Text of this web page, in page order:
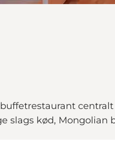
slags kød, Mongolian